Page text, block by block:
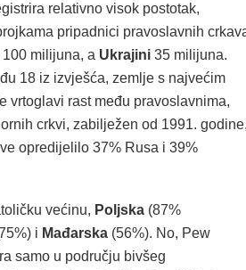
relativno visok postotak,
pripadnici pravoslavnih
milijuna, a Ukrajini35 milijuna.
18 iz izvješća, zemlje s najvećim
vrtoglavi rast među pravoslavnima,
crkvi, zabilježen od 1991.
opredijelilo 37% Rusa i 39%
većinu, Poljska(87%
i Mađarska(56%). No, Pew
samo u području bivšeg